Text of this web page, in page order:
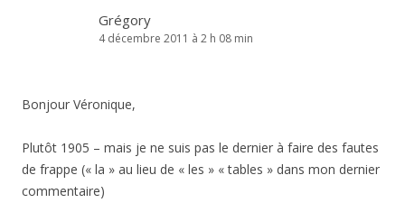
Grégory
4 décembre 2011 à 2 h 08 min
Bonjour Véronique,
Plutôt 1905 – mais je ne suis pas le dernier à faire des fautes
de frappe (« la » au lieu de « les » « tables » dans mon dernier
commentaire)